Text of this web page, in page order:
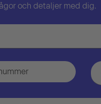
och detaljer med dig.